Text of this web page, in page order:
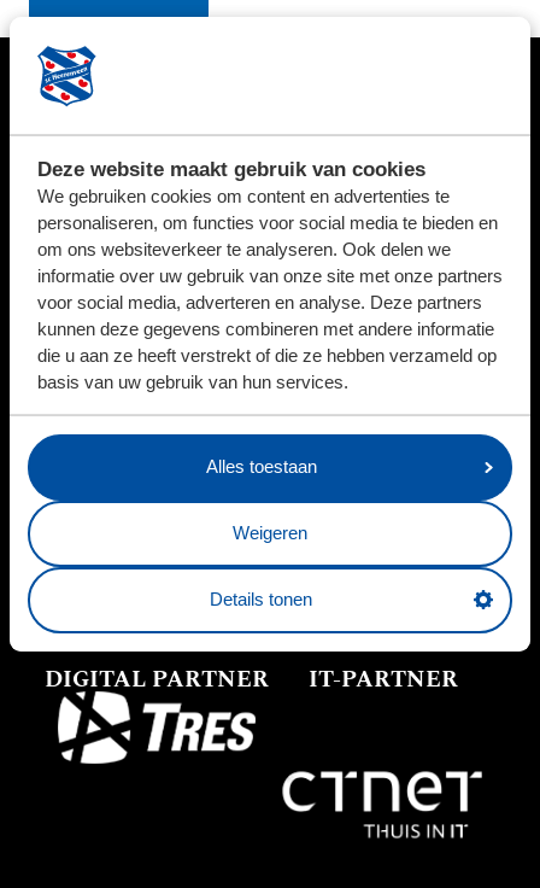
Deze website maakt gebruik van cookies
We gebruiken cookies om content en advertenties te
personaliseren, om functies voor social media te bieden en
om ons websiteverkeer te analyseren. Ook delen we
informatie over uw gebruik van onze site met onze partners
voor social media, adverteren en analyse. Deze partners
kunnen deze gegevens combineren met andere informatie
die u aan ze heeft verstrekt of die ze hebben verzameld op
basis van uw gebruik van hun services.
Alles toestaan
Weigeren
Details tonen
BUSINESSPARTNERS
PARTNERS
DIGITAL PARTNER IT-PARTNER